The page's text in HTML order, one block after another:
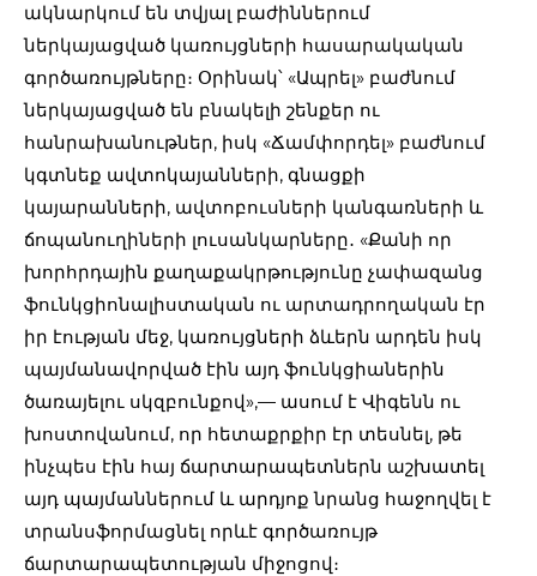
ակնարկում են տվյալ բաժիններում
ներկայացված կառույցների հասարակական
գործառույթները։ Օրինակ՝ «Ապրել» բաժնում
ներկայացված են բնակելի շենքեր ու
հանրախանութներ, իսկ «Ճամփորդել» բաժնում
կգտնեք ավտոկայանների, գնացքի
կայարանների, ավտոբուսների կանգառների և
ճոպանուղիների լուսանկարները․ «Քանի որ
խորհրդային քաղաքակրթությունը չափազանց
ֆունկցիոնալիստական ու արտադրողական էր
իր էության մեջ, կառույցների ձևերն արդեն իսկ
պայմանավորված էին այդ ֆունկցիաներին
ծառայելու սկզբունքով»,— ասում է Վիգենն ու
խոստովանում, որ հետաքրքիր էր տեսնել, թե
ինչպես էին հայ ճարտարապետներն աշխատել
այդ պայմաններում և արդյոք նրանց հաջողվել է
տրանսֆորմացնել որևէ գործառույթ
ճարտարապետության միջոցով։